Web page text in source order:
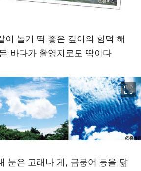
이 놀기 딱 좋은 깊이의 함덕 해
바다가 촬영지로도 딱이다
눈은 고래나 게, 금붕어 등을 닮